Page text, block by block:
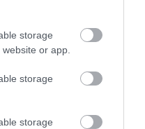
storage
or app.
storage
storage